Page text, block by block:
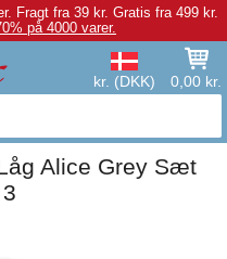
Fragt fra 39 kr. Gratis fra 499 kr.
på 4000 varer.
kr. (DKK) 0,00 kr.
Alice Grey Sæt